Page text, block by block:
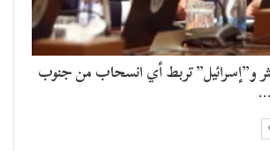
و”إسرائيل” تربط أي انسحاب من جنوب